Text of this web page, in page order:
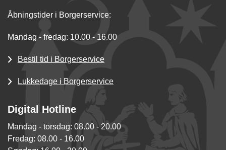
Åbningstider i Borgerservice:
Mandag - fredag: 10.00 - 16.00
Bestil tid i Borgerservice
Lukkedage i Borgerservice
Digital Hotline
Mandag - torsdag: 08.00 - 20.00
Fredag: 08.00 - 16.00